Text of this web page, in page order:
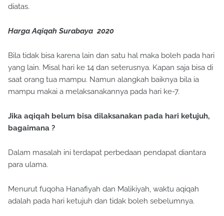
diatas.
Harga Aqiqah Surabaya 2020
Bila tidak bisa karena lain dan satu hal maka boleh pada hari
yang lain. Misal hari ke 14 dan seterusnya. Kapan saja bisa di
saat orang tua mampu. Namun alangkah baiknya bila ia
mampu makai a melaksanakannya pada hari ke-7.
Jika aqiqah belum bisa dilaksanakan pada hari ketujuh,
bagaimana ?
Dalam masalah ini terdapat perbedaan pendapat diantara
para ulama.
Menurut fuqoha Hanafiyah dan Malikiyah, waktu aqiqah
adalah pada hari ketujuh dan tidak boleh sebelumnya.